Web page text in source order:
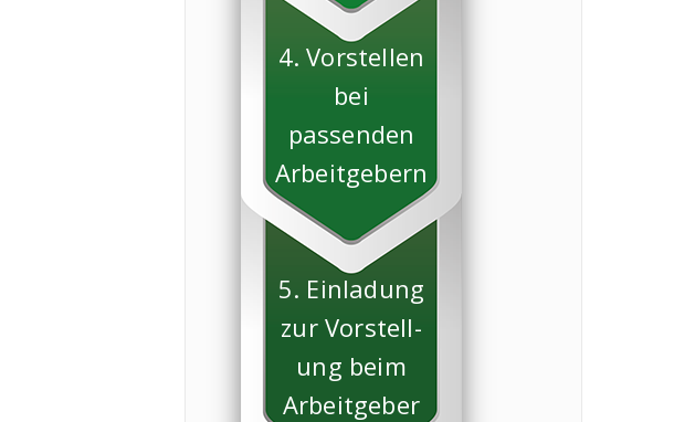
4. Vorstellen
bei
passenden
Arbeitgebern
5. Einladung
zur Vorstell-
ung beim
Arbeitgeber